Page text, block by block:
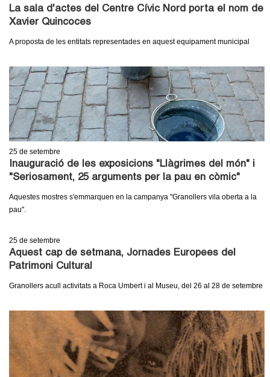
GLa sala d'actes del Centre Cívic Nord porta el nom de
Xavier Quincoces
A proposta de les entitats representades en aquest equipament municipal
25 de setembre
Inauguració de les exposicions "Llàgrimes del món" i
"Seriosament, 25 arguments per la pau en còmic"
Aquestes mostres s'emmarquen en la campanya "Granollers vila oberta a la
pau".
25 de setembre
Aquest cap de setmana, Jornades Europees del
Patrimoni Cultural
Granollers acull activitats a Roca Umbert i al Museu, del 26 al 28 de setembre